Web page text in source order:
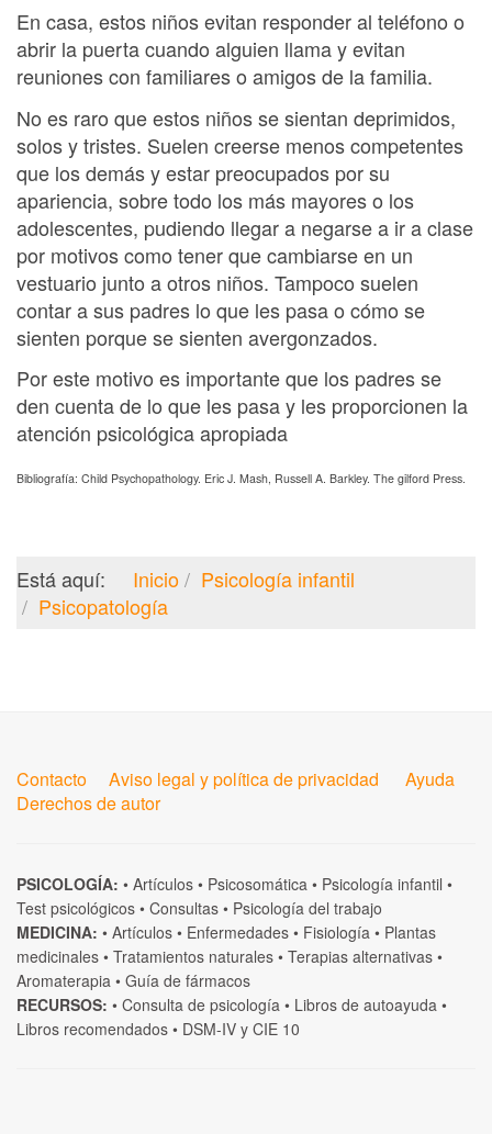
En casa, estos niños evitan responder al teléfono o
abrir la puerta cuando alguien llama y evitan
reuniones con familiares o amigos de la familia.
No es raro que estos niños se sientan deprimidos,
solos y tristes. Suelen creerse menos competentes
que los demás y estar preocupados por su
apariencia, sobre todo los más mayores o los
adolescentes, pudiendo llegar a negarse a ir a clase
por motivos como tener que cambiarse en un
vestuario junto a otros niños. Tampoco suelen
contar a sus padres lo que les pasa o cómo se
sienten porque se sienten avergonzados.
Por este motivo es importante que los padres se
den cuenta de lo que les pasa y les proporcionen la
atención psicológica apropiada
Bibliografía: Child Psychopathology. Eric J. Mash, Russell A. Barkley. The gilford Press.
Está aquí: Inicio
Psicología infantil
Psicopatología
Contacto Aviso legal y política de privacidad
Ayuda
Derechos de autor
PSICOLOGÍA: • Artículos • Psicosomática • Psicología infantil •
Test psicológicos • Consultas • Psicología del trabajo
MEDICINA: • Artículos • Enfermedades • Fisiología • Plantas
medicinales • Tratamientos naturales • Terapias alternativas •
Aromaterapia • Guía de fármacos
RECURSOS: • Consulta de psicología • Libros de autoayuda •
Libros recomendados • DSM-IV y CIE 10